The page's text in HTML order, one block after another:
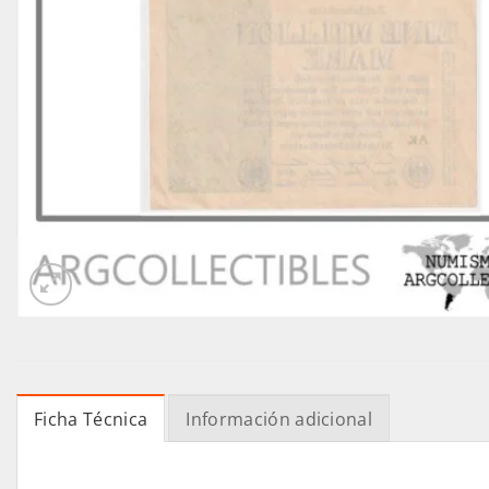
Ficha Técnica Información adicional